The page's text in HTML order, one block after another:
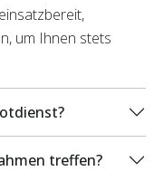
um Ihnen stets
treffen?